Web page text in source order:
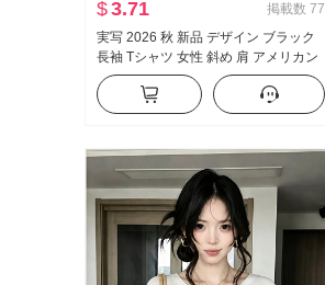
$3.71 掲載数 77
実写 2026 秋 新品 デザイン ブラック
長袖 Tシャツ 女性 斜め 肩 アメリカン
スタイル セクシースタイル オフショ
ルダー オフショルダー トップス